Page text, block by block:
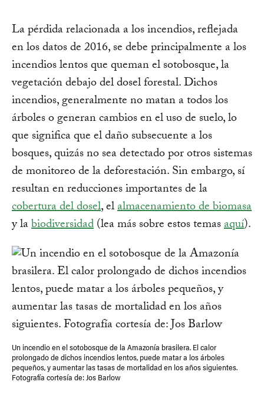
La pérdida relacionada a los incendios, reflejada
en los datos de 2016, se debe principalmente a los
incendios lentos que queman el sotobosque, la
vegetación debajo del dosel forestal. Dichos
incendios, generalmente no matan a todos los
árboles o generan cambios en el uso de suelo, lo
que significa que el daño subsecuente a los
bosques, quizás no sea detectado por otros sistemas
de monitoreo de la deforestación. Sin embargo, sí
resultan en reducciones importantes de la
cobertura del dosel, elalmacenamiento de biomasa
y labiodiversidad(lea más sobre estos temasaquí).
Un incendio en el sotobosque de la Amazonía brasilera. El calor
prolongado de dichos incendios lentos, puede matar a los árboles
pequeños, y aumentar las tasas de mortalidad en los años siguientes.
Fotografía cortesía de: Jos Barlow